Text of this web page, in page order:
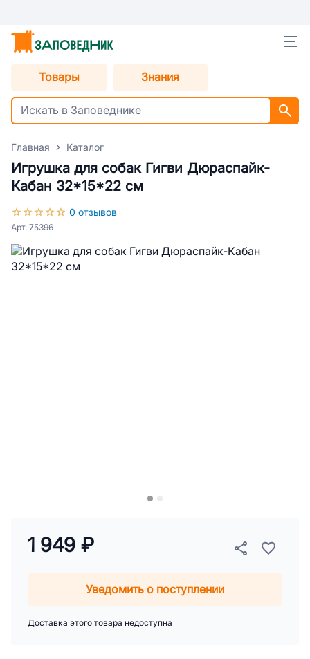
Товары Знания
Главная Каталог
Игрушка для собак Гигви Дюраспайк-
Кабан 32*15*22 см
0 отзывов
Арт. 75396
1 949 ₽
Уведомить о поступлении
Доставка этого товара недоступна